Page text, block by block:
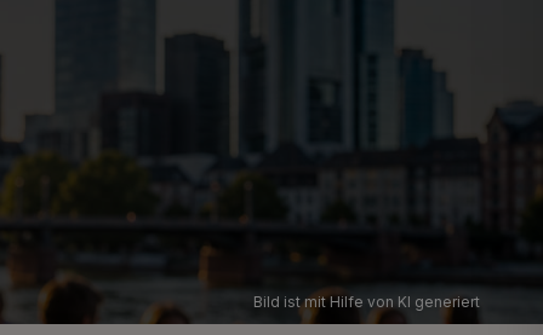
Bild ist mit Hilfe von KI generiert